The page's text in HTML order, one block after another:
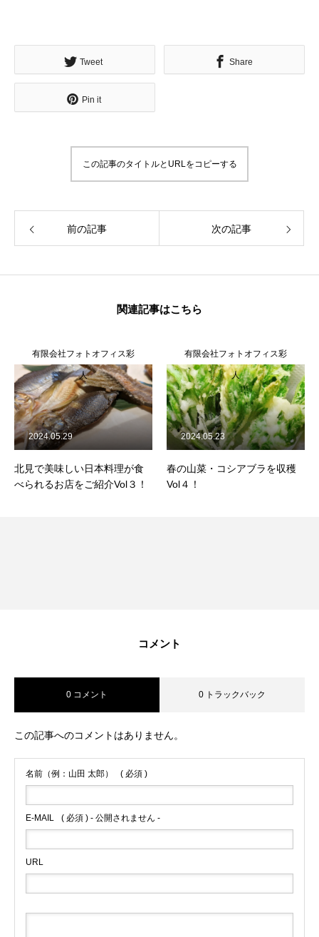
無料で登録したい企業様はこちら
メディア取材受付口はこちら
Tweet Share
Pin it
この記事のタイトルとURLをコピーする
前の記事 次の記事
関連記事はこちら
有限会社フォトオフィス彩
人
北見で美味しい日本料理が食
べられるお店をご紹介Vol３！
2024.05.29
有限会社フォトオフィス彩
人
春の山菜・コシアブラを収穫
Vol４！
2024.05.23
コメント
0 コメント 0 トラックバック
この記事へのコメントはありません。
名前（例：山田 太郎） ( 必須 )
E-MAIL ( 必須 ) - 公開されません -
URL